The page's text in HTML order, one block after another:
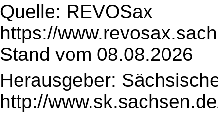
Quelle: REVOSax
https://
Stand vom 08.08.2026
Herausgeber:
http://